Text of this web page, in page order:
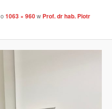
o1063 × 960w Prof. dr hab. Piotr